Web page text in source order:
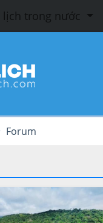
lịch trong nước
Forum